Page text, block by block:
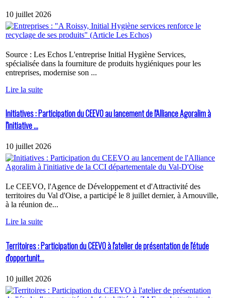
10 juillet 2026
Source : Les Echos L'entreprise Initial Hygiène Services,
spécialisée dans la fourniture de produits hygiéniques pour les
entreprises, modernise son ...
Lire la suite
Initiatives : Participation du CEEVO au lancement de l'Alliance Agoralim à
l'initiative ...
10 juillet 2026
Le CEEVO, l'Agence de Développement et d'Attractivité des
territoires du Val d'Oise, a participé le 8 juillet dernier, à Arnouville,
à la réunion de...
Lire la suite
Territoires : Participation du CEEVO à l'atelier de présentation de l'étude
d'opportunit...
10 juillet 2026